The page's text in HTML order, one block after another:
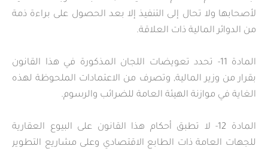
لأصحابها ولا تحال إلى التنفيذ إلا بعد الحصول على براءة ذمة
من الدوائر المالية ذات العلاقة.
المادة 11- تحدد تعويضات اللجان المذكورة في هذا القانون
بقرار من وزير المالية, وتصرف من الاعتمادات الملحوظة لهذه
الغاية في موازنة الهيئة العامة للضرائب والرسوم.
المادة 12- لا تطبق أحكام هذا القانون على البيوع العقارية
للجهات العامة ذات الطابع الاقتصادي وعلى مشاريع التطوير